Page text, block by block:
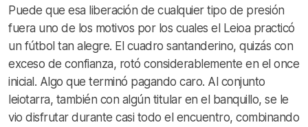
Puede que esa liberación de cualquier tipo de presión
fuera uno de los motivos por los cuales el Leioa practicó
un fútbol tan alegre. El cuadro santanderino, quizás con
exceso de confianza, rotó considerablemente en el once
inicial. Algo que terminó pagando caro. Al conjunto
leiotarra, también con algún titular en el banquillo, se le
vio disfrutar durante casi todo el encuentro, combinando